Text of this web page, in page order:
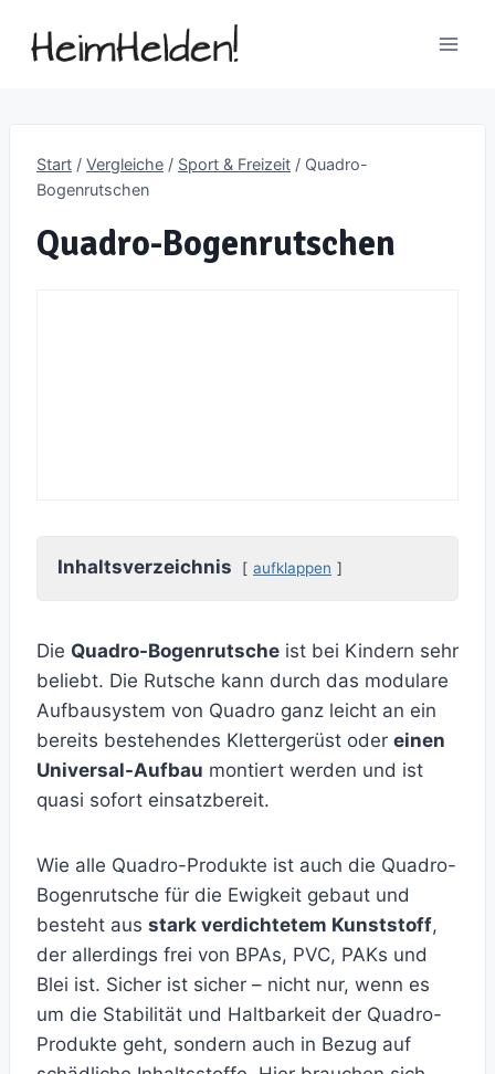
Inhalt
Start / Vergleiche / Sport & Freizeit / Quadro-
Bogenrutschen
Quadro-Bogenrutschen
Inhaltsverzeichnis aufklappen
Die Quadro-Bogenrutsche ist bei Kindern sehr
beliebt. Die Rutsche kann durch das modulare
Aufbausystem von Quadro ganz leicht an ein
bereits bestehendes Klettergerüst oder einen
Universal-Aufbau montiert werden und ist
quasi sofort einsatzbereit.
Wie alle Quadro-Produkte ist auch die Quadro-
Bogenrutsche für die Ewigkeit gebaut und
besteht aus stark verdichtetem Kunststoff,
der allerdings frei von BPAs, PVC, PAKs und
Blei ist. Sicher ist sicher – nicht nur, wenn es
um die Stabilität und Haltbarkeit der Quadro-
Produkte geht, sondern auch in Bezug auf